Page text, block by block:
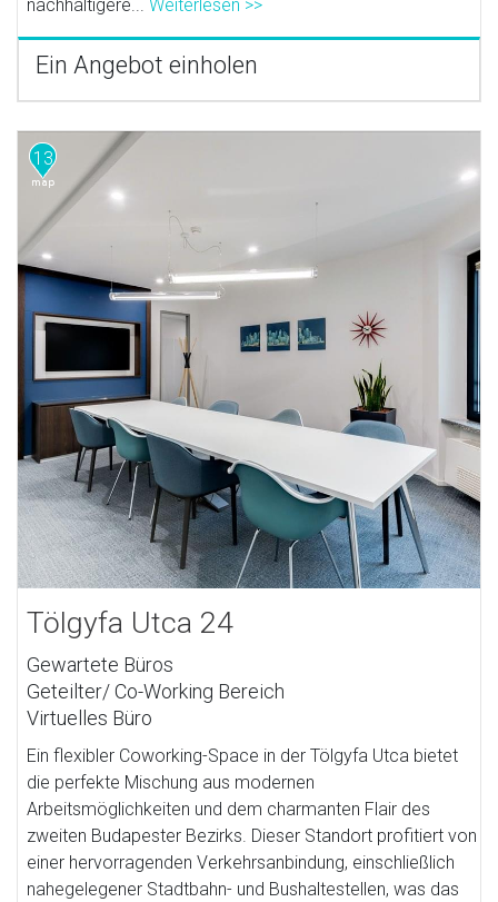
nachhaltigere... Weiterlesen >>
Ein Angebot einholen
13
Tölgyfa Utca 24
Gewartete Büros
Geteilter/ Co-Working Bereich
Virtuelles Büro
Ein flexibler Coworking-Space in der Tölgyfa Utca bietet
die perfekte Mischung aus modernen
Arbeitsmöglichkeiten und dem charmanten Flair des
zweiten Budapester Bezirks. Dieser Standort profitiert von
einer hervorragenden Verkehrsanbindung, einschließlich
nahegelegener Stadtbahn- und Bushaltestellen, was das